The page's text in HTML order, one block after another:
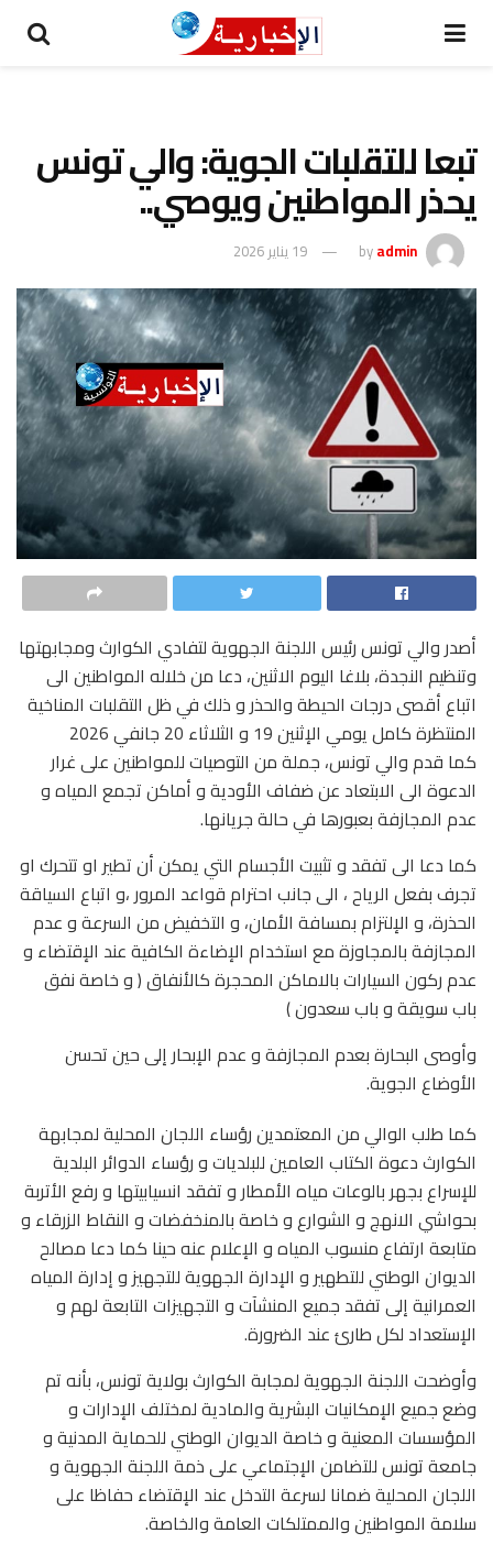
تبعا للتقلبات الجوية: والي تونس
يحذر المواطنين ويوصي..
byadmin 19 يناير 2026
أصدر والي تونس رئيس اللجنة الجهوية لتفادي الكوارث ومجابهتها
وتنظيم النجدة، بلاغا اليوم الاثنين، دعا من خلاله المواطنين الى
اتباع أقصى درجات الحيطة والحذر و ذلك في ظل التقلبات المناخية
المنتظرة كامل يومي الإثنين 19 و الثلاثاء 20 جانفي 2026
كما قدم والي تونس، جملة من التوصيات للمواطنين على غرار
الدعوة الى الابتعاد عن ضفاف الأودية و أماكن تجمع المياه و
عدم المجازفة بعبورها في حالة جريانها.
كما دعا الى تفقد و تثبيت الأجسام التي يمكن أن تطير او تتحرك او
تجرف بفعل الرياح ، الى جانب احترام قواعد المرور ،و اتباع السياقة
الحذرة، و الإلتزام بمسافة الأمان، و التخفيض من السرعة و عدم
المجازفة بالمجاوزة مع استخدام الإضاءة الكافية عند الإقتضاء و
عدم ركون السيارات بالاماكن المحجرة كالأنفاق ( و خاصة نفق
باب سويقة و باب سعدون )
وأوصى البحارة بعدم المجازفة و عدم الإبحار إلى حين تحسن
الأوضاع الجوية.
كما طلب الوالي من المعتمدين رؤساء اللجان المحلية لمجابهة
الكوارث دعوة الكتاب العامين للبلديات و رؤساء الدوائر البلدية
للإسراع بجهر بالوعات مياه الأمطار و تفقد انسيابيتها و رفع الأتربة
بحواشي الانهج و الشوارع و خاصة بالمنخفضات و النقاط الزرقاء و
متابعة ارتفاع منسوب المياه و الإعلام عنه حينا كما دعا مصالح
الديوان الوطني للتطهير و الإدارة الجهوية للتجهيز و إدارة المياه
العمرانية إلى تفقد جميع المنشآت و التجهيزات التابعة لهم و
الإستعداد لكل طارئ عند الضرورة.
وأوضحت اللجنة الجهوية لمجابة الكوارث بولاية تونس، بأنه تم
وضع جميع الإمكانيات البشرية والمادية لمختلف الإدارات و
المؤسسات المعنية و خاصة الديوان الوطني للحماية المدنية و
جامعة تونس للتضامن الإجتماعي على ذمة اللجنة الجهوية و
اللجان المحلية ضمانا لسرعة التدخل عند الإقتضاء حفاظا على
سلامة المواطنين والممتلكات العامة والخاصة.